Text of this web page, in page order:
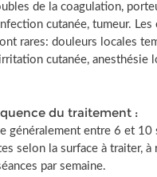
de la coagulation,
cutanée, tumeur. Les
rares: douleurs locales
cutanée, anesthésie
du traitement :
généralement entre 6 et 10
selon la surface à traiter, à
par semaine.